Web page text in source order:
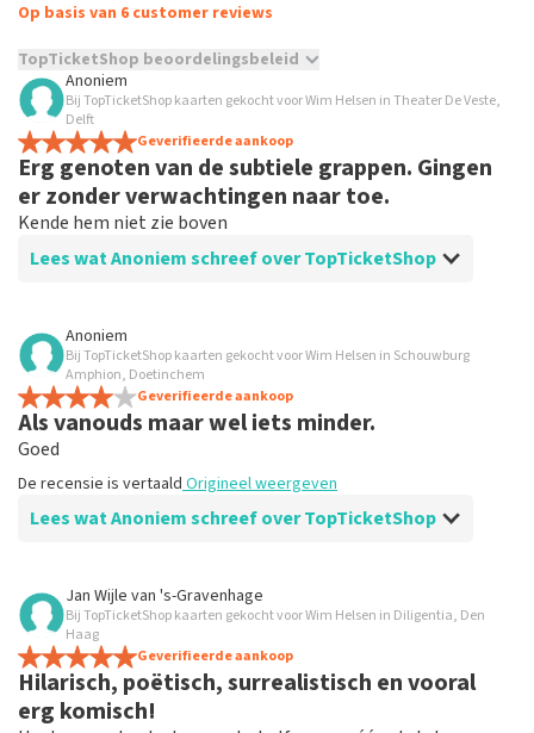
Op basis van 6 customer reviews
TopTicketShop beoordelingsbeleid
TopTicketShop verzamelt reviews van echte klanten. Het is
niet mogelijk om een review achter te laten als je geen
tickets hebt aangeschaft bij TopTicketShop. Reviews met
grof taalgebruik en/of onwaarheden worden niet geplaatst.
Het kan enkele weken duren voordat een review wordt
geplaatst.
Anoniem
Bij TopTicketShop kaarten gekocht voor Wim Helsen in Theater De Veste,
Delft
Geverifieerde aankoop
Erg genoten van de subtiele grappen. Gingen
er zonder verwachtingen naar toe.
Kende hem niet zie boven
Lees wat Anoniem schreef over TopTicketShop
Beoordeling van Anoniem over
Goed
Anoniem
Bij TopTicketShop kaarten gekocht voor Wim Helsen in Schouwburg
Amphion, Doetinchem
Geverifieerde aankoop
Als vanouds maar wel iets minder.
Goed
De recensie is vertaald Origineel weergeven
Lees wat Anoniem schreef over TopTicketShop
Beoordeling van Anoniem over
Prima, helaas kun je geen plaatsen kiezen.
Prima
De recensie is vertaald Origineel weergeven
Jan Wijle van 's-Gravenhage
Bij TopTicketShop kaarten gekocht voor Wim Helsen in Diligentia, Den
Haag
Geverifieerde aankoop
Hilarisch, poëtisch, surrealistisch en vooral
erg komisch!